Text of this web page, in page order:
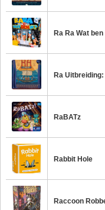
Ra Ra Wat
Ra
RaBATz
Rabbit Hole
Raccoon